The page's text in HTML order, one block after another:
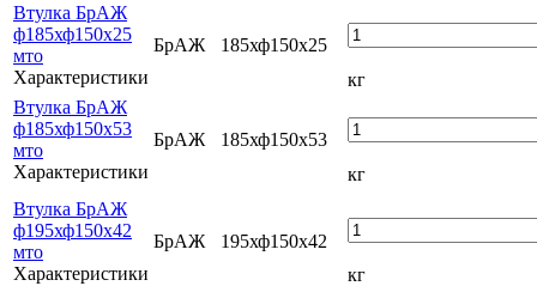
Втулка БрАЖ
ф185хф150х25
мто
Характеристики
БрАЖ
185хф150х25
кг
Втулка БрАЖ
ф185хф150х53
мто
Характеристики
БрАЖ
185хф150х53
кг
Втулка БрАЖ
ф195хф150х42
мто
Характеристики
БрАЖ
195хф150х42
кг